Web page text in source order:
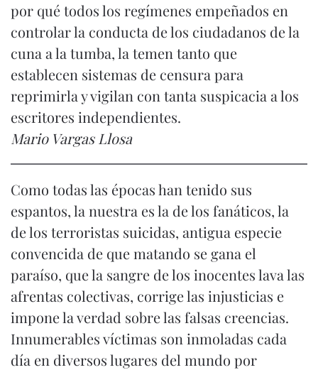
por qué todos los regímenes empeñados en
controlar la conducta de los ciudadanos de la
cuna a la tumba, la temen tanto que
establecen sistemas de censura para
reprimirla y vigilan con tanta suspicacia a los
escritores independientes.
Mario Vargas Llosa
Como todas las épocas han tenido sus
espantos, la nuestra es la de los fanáticos, la
de los terroristas suicidas, antigua especie
convencida de que matando se gana el
paraíso, que la sangre de los inocentes lava las
afrentas colectivas, corrige las injusticias e
impone la verdad sobre las falsas creencias.
Innumerables víctimas son inmoladas cada
día en diversos lugares del mundo por